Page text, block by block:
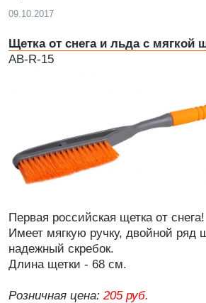
09.10.2017
Щетка от снега и льда с мягкой
AB-R-15
Первая российская щетка от
Имеет мягкую ручку, двойной ряд
надежный скребок.
Длина щетки - 68 см.
Розничная цена: 205 руб.